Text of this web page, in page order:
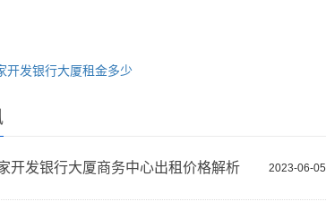
开发银行大厦租金多少
2023-06-05
开发银行大厦商务中心出租价格解析